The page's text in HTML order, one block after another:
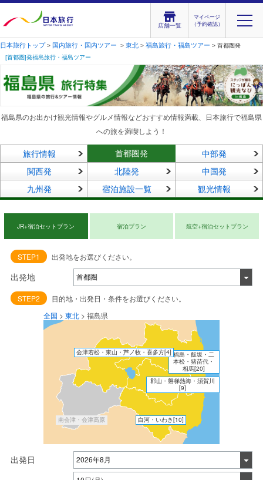
店舗一覧
マイページ
（予約確認）
日本旅行トップ> 国内旅行・国内ツアー > 東北 > 福島旅行・福島ツアー > 首都圏発
[首都圏]発福島旅行・福島ツアー
福島県のお出かけ観光情報やグルメ情報などおすすめ情報満載、日本旅行で福島県
への旅を満喫しよう！
旅行情報 首都圏発
中部発
関西発
北陸発
中国発
九州発
宿泊施設一覧 観光情報
JR+宿泊セットプラン 宿泊プラン 航空+宿泊セットプラン
STEP1 出発地をお選びください。
出発地
STEP2
目的地・出発日・条件をお選びください。
全国 > 東北> 福島県
福島・飯坂・二
本松・猪苗代・
相馬[20]
郡山・磐梯熱海・須賀川
[9]
白河・いわき[10]
南会津・会津高原
会津若松・東山・芦ノ牧・喜多方[4]
出発日